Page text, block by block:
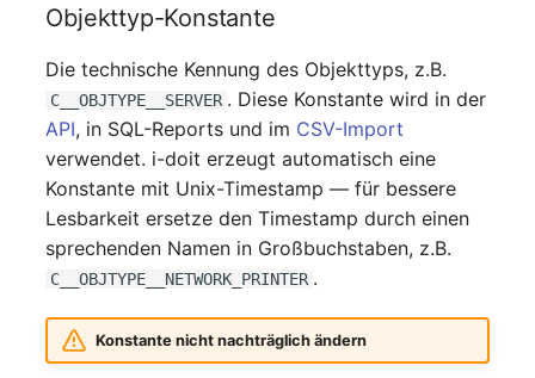
Virtueller Host (Root)
WAN-Verbindung
Zertifikat
Zugewiesene Arbeitsplätze
Zugewiesene Geräte
Objekttyp-Konstante
Die technische Kennung des Objekttyps, z.B.
C__OBJTYPE__SERVER . Diese Konstante wird in der
API, in SQL-Reports und im CSV-Import
verwendet. i-doit erzeugt automatisch eine
Konstante mit Unix-Timestamp — für bessere
Lesbarkeit ersetze den Timestamp durch einen
sprechenden Namen in Großbuchstaben, z.B.
C__OBJTYPE__NETWORK_PRINTER .
Konstante nicht nachträglich ändern